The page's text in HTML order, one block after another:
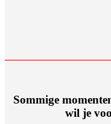
Sommige
wil je